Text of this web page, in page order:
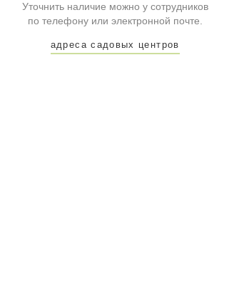
Уточнить наличие можно у сотрудников
по телефону или электронной почте.
адреса садовых центров